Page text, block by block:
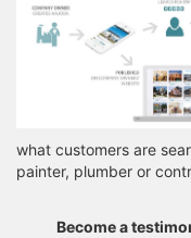
what customers are
painter, plumber or
Become a